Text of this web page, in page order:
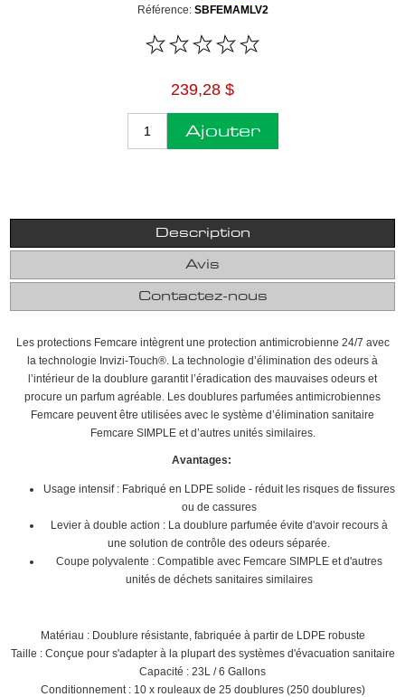
Référence: SBFEMAMLV2
239,28 $
Ajouter
Description
Avis
Contactez-nous
Les protections Femcare intègrent une protection antimicrobienne 24/7 avec
la technologie Invizi-Touch®. La technologie d’élimination des odeurs à
l’intérieur de la doublure garantit l’éradication des mauvaises odeurs et
procure un parfum agréable. Les doublures parfumées antimicrobiennes
Femcare peuvent être utilisées avec le système d’élimination sanitaire
Femcare SIMPLE et d’autres unités similaires.
Avantages:
Usage intensif : Fabriqué en LDPE solide - réduit les risques de fissures
ou de cassures
Levier à double action : La doublure parfumée évite d'avoir recours à
une solution de contrôle des odeurs séparée.
Coupe polyvalente : Compatible avec Femcare SIMPLE et d'autres
unités de déchets sanitaires similaires
Matériau : Doublure résistante, fabriquée à partir de LDPE robuste
Taille : Conçue pour s'adapter à la plupart des systèmes d'évacuation sanitaire
Capacité : 23L / 6 Gallons
Conditionnement : 10 x rouleaux de 25 doublures (250 doublures)